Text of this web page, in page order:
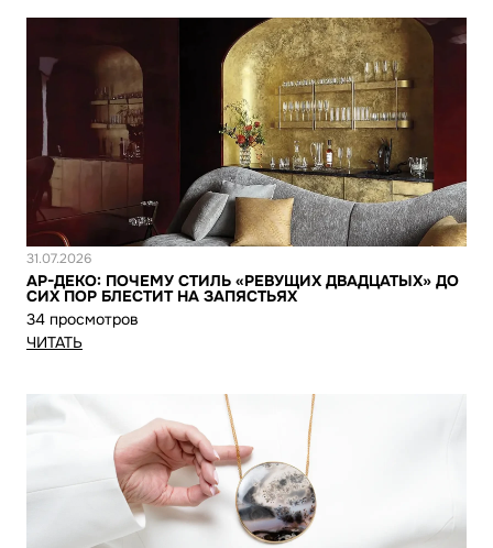
Новость
31.07.2026
АР-ДЕКО: ПОЧЕМУ СТИЛЬ «РЕВУЩИХ ДВАДЦАТЫХ» ДО
СИХ ПОР БЛЕСТИТ НА ЗАПЯСТЬЯХ
34 просмотров
ЧИТАТЬ